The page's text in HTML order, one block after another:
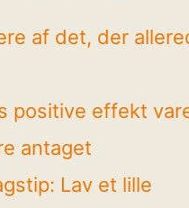
af det, der
positive effekt
antaget
Lav et lille